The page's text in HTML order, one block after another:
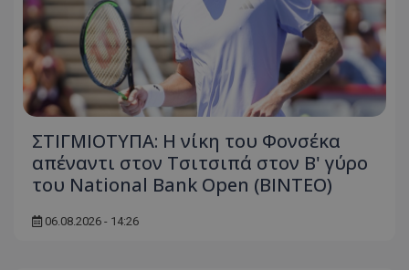
ΣΤΙΓΜΙΟΤΥΠΑ: Η νίκη του Φονσέκα
απέναντι στον Τσιτσιπά στον Β' γύρο
του National Bank Open (ΒΙΝΤΕΟ)
06.08.2026 - 14:26